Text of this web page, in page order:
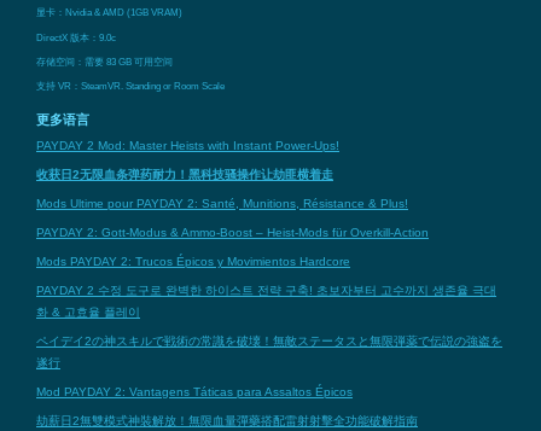
显卡：Nvidia & AMD (1GB VRAM)
DirectX 版本：9.0c
存储空间：需要 83 GB 可用空间
支持 VR：SteamVR. Standing or Room Scale
更多语言
PAYDAY 2 Mod: Master Heists with Instant Power-Ups!
收获日2无限血条弹药耐力！黑科技骚操作让劫匪横着走
Mods Ultime pour PAYDAY 2: Santé, Munitions, Résistance & Plus!
PAYDAY 2: Gott-Modus & Ammo-Boost – Heist-Mods für Overkill-Action
Mods PAYDAY 2: Trucos Épicos y Movimientos Hardcore
PAYDAY 2 수정 도구로 완벽한 하이스트 전략 구축! 초보자부터 고수까지 생존율 극대
화 & 고효율 플레이
ペイデイ2の神スキルで戦術の常識を破壊！無敵ステータスと無限弾薬で伝説の強盗を
遂行
Mod PAYDAY 2: Vantagens Táticas para Assaltos Épicos
劫薪日2無雙模式神裝解放！無限血量彈藥搭配雷射射擊全功能破解指南